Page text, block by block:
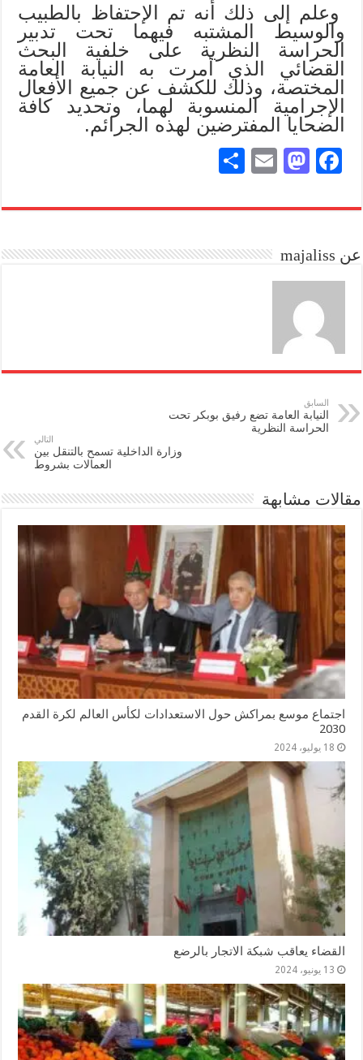
وعلم إلى ذلك أنه تم الإحتفاظ بالطبيب
والوسيط المشتبه فيهما تحت تدبير
الحراسة النظرية على خلفية البحث
القضائي الذي أمرت به النيابة العامة
المختصة، وذلك للكشف عن جميع الأفعال
الإجرامية المنسوبة لهما، وتحديد كافة
الضحايا المفترضين لهذه الجرائم.
Fa
bo
M
to
n
E
ail
re
عن majaliss
السابق
النيابة العامة تضع رفيق بوبكر تحت
الحراسة النظرية
التالي
وزارة الداخلية تسمح بالتنقل بين
العمالات بشروط
مقالات مشابهة
اجتماع موسع بمراكش حول الاستعدادات لكأس العالم لكرة القدم
2030
18 يوليو، 2024
القضاء يعاقب شبكة الاتجار بالرضع
13 يونيو، 2024